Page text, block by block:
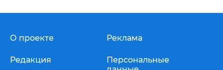
О проекте
Редакция
Реклама
Персональные